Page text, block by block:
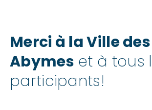
Merci à la Ville des
Abymes et à tous
participants!